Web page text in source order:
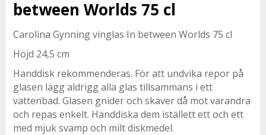
between Worlds 75 cl
Carolina Gynning vinglas In between Worlds 75 cl
Höjd 24,5 cm
Handdisk rekommenderas. För att undvika repor på
glasen lägg aldrigg alla glas tillsammans i ett
vattenbad. Glasen gnider och skaver då mot varandra
och repas enkelt. Handdiska dem iställett ett och ett
med mjuk svamp och milt diskmedel.